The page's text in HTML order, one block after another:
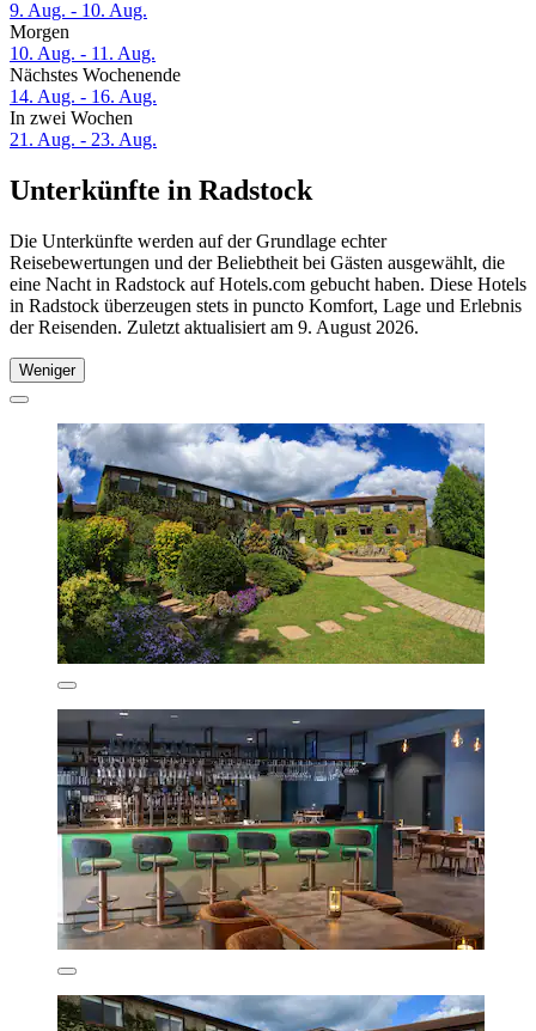
9. Aug. - 10. Aug.
Morgen
10. Aug. - 11. Aug.
Nächstes Wochenende
14. Aug. - 16. Aug.
In zwei Wochen
21. Aug. - 23. Aug.
Unterkünfte in Radstock
Die Unterkünfte werden auf der Grundlage echter
Reisebewertungen und der Beliebtheit bei Gästen ausgewählt, die
eine Nacht in Radstock auf Hotels.com gebucht haben. Diese Hotels
in Radstock überzeugen stets in puncto Komfort, Lage und Erlebnis
der Reisenden. Zuletzt aktualisiert am 9. August 2026.
Weniger